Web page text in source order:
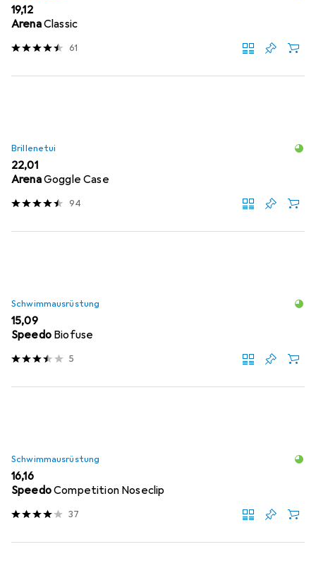
EUR
19,12
ArenaClassic
61
Brillenetui
EUR
22,01
ArenaGoggle Case
94
Schwimmausrüstung
EUR
15,09
Speedo Biofuse
5
Schwimmausrüstung
EUR
16,16
SpeedoCompetition Noseclip
37